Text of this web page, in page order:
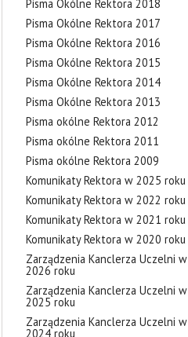
Pisma Okólne Rektora 2018
Pisma Okólne Rektora 2017
Pisma Okólne Rektora 2016
Pisma Okólne Rektora 2015
Pisma Okólne Rektora 2014
Pisma Okólne Rektora 2013
Pisma okólne Rektora 2012
Pisma okólne Rektora 2011
Pisma okólne Rektora 2009
Komunikaty Rektora w 2025 roku
Komunikaty Rektora w 2022 roku
Komunikaty Rektora w 2021 roku
Komunikaty Rektora w 2020 roku
Zarządzenia Kanclerza Uczelni w
2026 roku
Zarządzenia Kanclerza Uczelni w
2025 roku
Zarządzenia Kanclerza Uczelni w
2024 roku